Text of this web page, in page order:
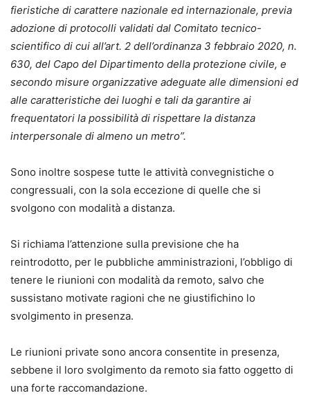
fieristiche di carattere nazionale ed internazionale, previa
adozione di protocolli validati dal Comitato tecnico-
scientifico di cui all’art. 2 dell’ordinanza 3 febbraio 2020, n.
630, del Capo del Dipartimento della protezione civile, e
secondo misure organizzative adeguate alle dimensioni ed
alle caratteristiche dei luoghi e tali da garantire ai
frequentatori la possibilità di rispettare la distanza
interpersonale di almeno un metro”.
Sono inoltre sospese tutte le attività convegnistiche o
congressuali, con la sola eccezione di quelle che si
svolgono con modalità a distanza.
Si richiama l’attenzione sulla previsione che ha
reintrodotto, per le pubbliche amministrazioni, l’obbligo di
tenere le riunioni con modalità da remoto, salvo che
sussistano motivate ragioni che ne giustifichino lo
svolgimento in presenza.
Le riunioni private sono ancora consentite in presenza,
sebbene il loro svolgimento da remoto sia fatto oggetto di
una forte raccomandazione.